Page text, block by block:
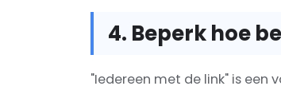
4. Beperk hoe
"Iedereen met de link" is